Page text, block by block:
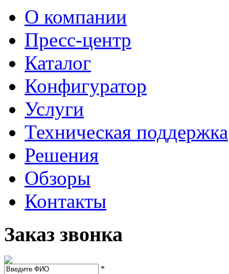
О компании
Пресс-центр
Каталог
Конфигуратор
Услуги
Техническая поддержка
Решения
Обзоры
Контакты
Заказ звонка
*